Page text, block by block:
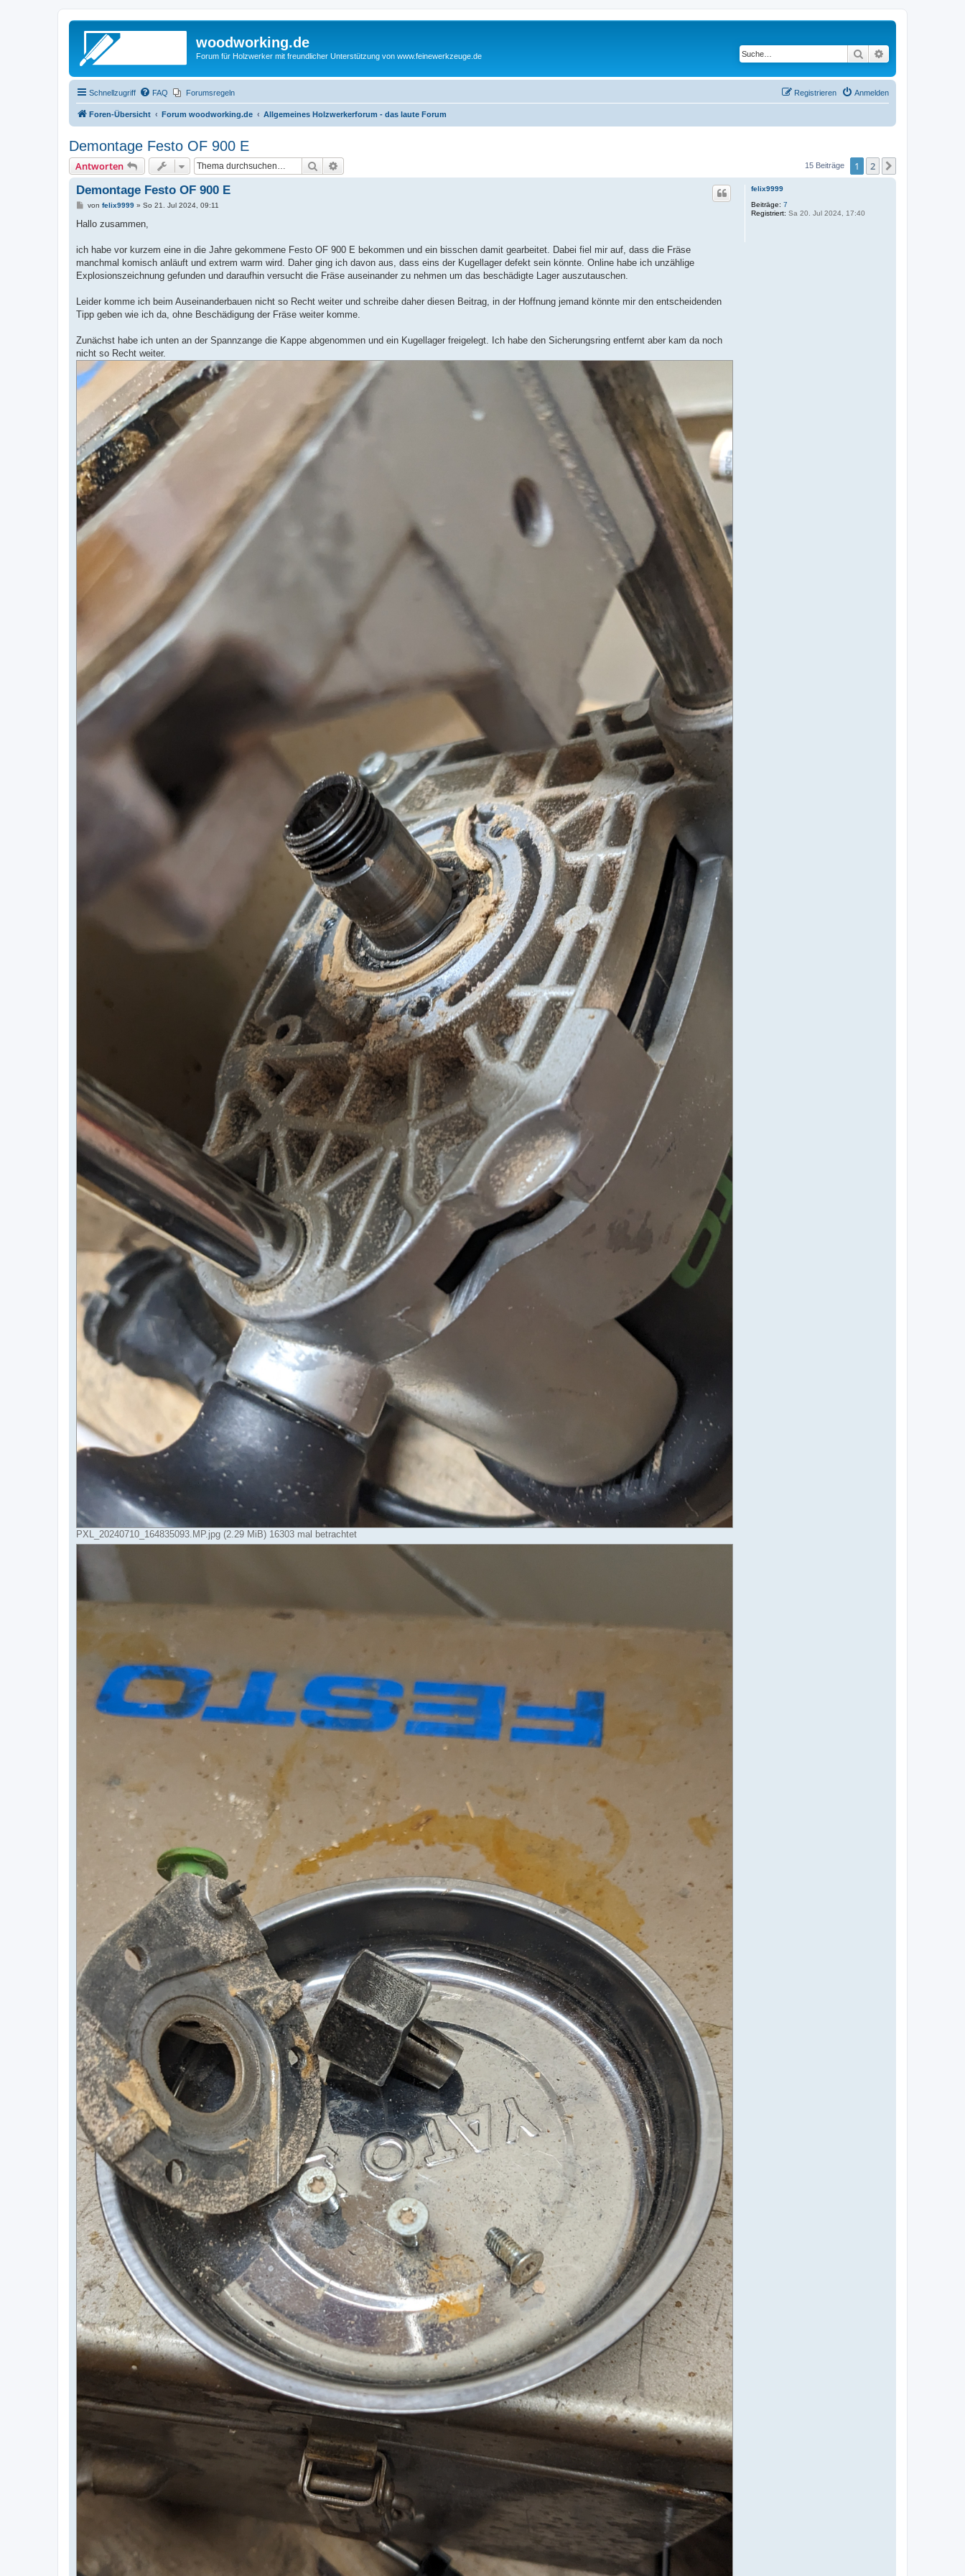
woodworking.de
Forum für Holzwerker mit freundlicher Unterstützung von www.feinewerkzeuge.de Suche
Schnellzugriff FAQ Forumsregeln Anmelden
Registrieren
Foren-Übersicht Forum woodworking.de Allgemeines Holzwerkerforum - das laute Forum
Demontage Festo OF 900 E
Antworten Suche 15 Beiträge 1 2
felix9999
Beiträge: 7
Registriert: Sa 20. Jul 2024, 17:40
Demontage Festo OF 900 E
B
i
a
von felix9999» So 21. Jul 2024, 09:11
Hallo zusammen,
ich habe vor kurzem eine in die Jahre gekommene Festo OF 900 E bekommen und ein bisschen damit gearbeitet. Dabei fiel mir auf, dass die Fräse
manchmal komisch anläuft und extrem warm wird. Daher ging ich davon aus, dass eins der Kugellager defekt sein könnte. Online habe ich unzählige
Explosionszeichnung gefunden und daraufhin versucht die Fräse auseinander zu nehmen um das beschädigte Lager auszutauschen.
Leider komme ich beim Auseinanderbauen nicht so Recht weiter und schreibe daher diesen Beitrag, in der Hoffnung jemand könnte mir den entscheidenden
Tipp geben wie ich da, ohne Beschädigung der Fräse weiter komme.
Zunächst habe ich unten an der Spannzange die Kappe abgenommen und ein Kugellager freigelegt. Ich habe den Sicherungsring entfernt aber kam da noch
nicht so Recht weiter.
PXL_20240710_164835093.MP.jpg (2.29 MiB) 16303 mal betrachtet